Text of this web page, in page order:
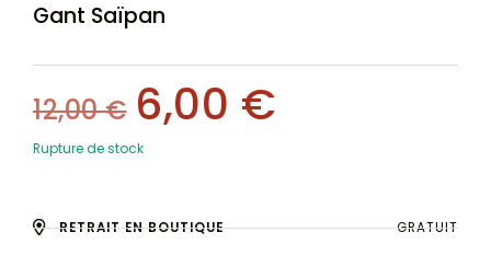
Gant Saïpan
12,00€ 6,00 €
Rupture de stock
RETRAIT EN BOUTIQUE GRATUIT